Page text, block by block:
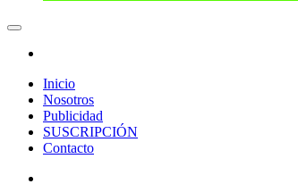
Inicio
Nosotros
Publicidad
SUSCRIPCIÓN
Contacto